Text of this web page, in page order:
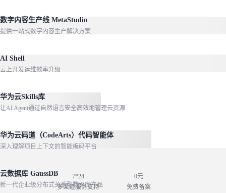
数字内容生产线 MetaStudio
提供一站式数字内容生产解决方案
AI Shell
云上开发运维效率升级
华为云Skills库
让AI Agent通过自然语言安全高效地管理云资源
华为云码道（CodeArts）代码智能体
深入理解项目上下文的智能编码平台
云数据库 GaussDB
新一代企业级分布式关系型数据库产品
7*24
多渠道服务支持
0元
免费备案